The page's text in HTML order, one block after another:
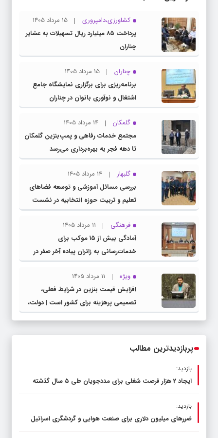
کشاورزی،دامپروری
15 مرداد 1405
پرداخت ۸۵ میلیارد ریال تسهیلات به عشایر
چناران
چناران
15 مرداد 1405
برنامه‌ریزی برای برگزاری نمایشگاه جامع
اشتغال و نوآوری بانوان در چناران
گلمکان
14 مرداد 1405
مجتمع خدمات رفاهی و پمپ‌بنزین گلمکان
تا دهه فجر به بهره‌برداری می‌رسد
گلبهار
14 مرداد 1405
بررسی مسائل آموزشی و توسعه فضاهای
تعلیم و تربیت حوزه انتخابیه در نشست
مشترک عضو کمیسیون آموزش مجلس با
مدیرکل آموزش و پرورش خراسان رضوی
فرهنگی
11 مرداد 1405
آمادگی بیش از ۱۵ موکب برای
خدمات‌رسانی به زائران پیاده آخر صفر در
شهرستان چناران
ویژه
11 مرداد 1405
افزایش قیمت بنزین در شرایط فعلی،
تصمیمی پرهزینه برای کشور است | دولت،
قاچاق سوخت و عوامل اصلی ناترازی را
پربازدیدترین مطالب
بازدید:
ایجاد 2 هزار فرصت شغلی برای مددجویان طی ۵ سال گذشته
بازدید:
ضررهای میلیون دلاری برای صنعت هوایی و گردشگری اسرائیل